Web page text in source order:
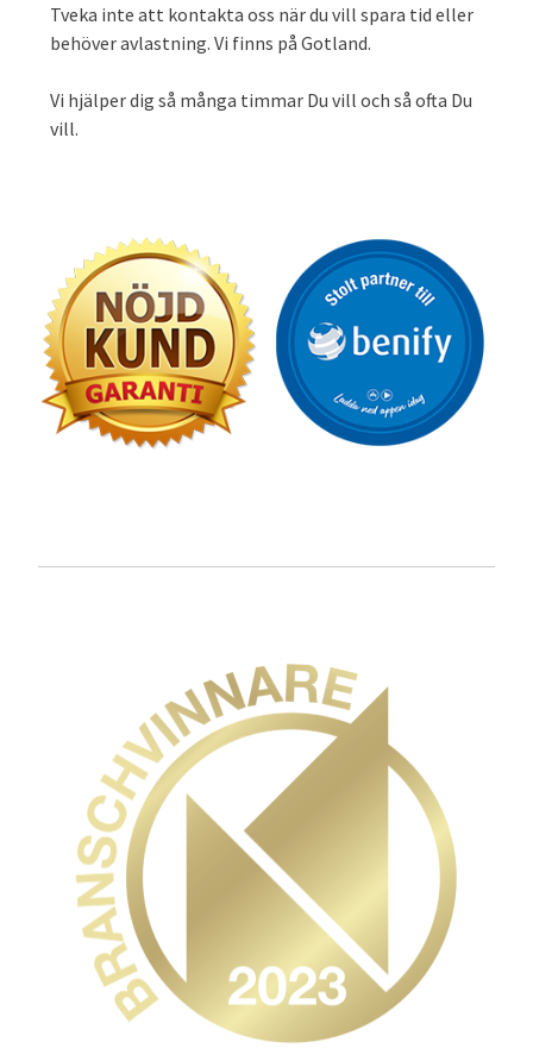
Tveka inte att kontakta oss när du vill spara tid eller
behöver avlastning. Vi finns på Gotland.
Vi hjälper dig så många timmar Du vill och så ofta Du
vill.